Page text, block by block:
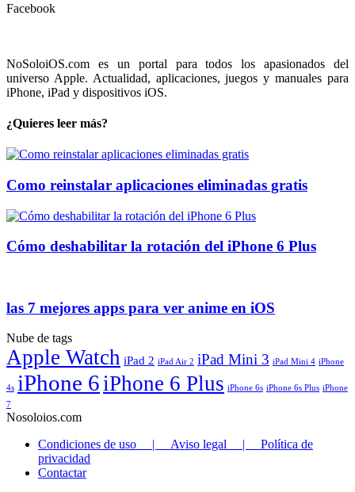
Facebook
NoSoloiOS.com es un portal para todos los apasionados del
universo Apple. Actualidad, aplicaciones, juegos y manuales para
iPhone, iPad y dispositivos iOS.
¿Quieres leer más?
Como reinstalar aplicaciones eliminadas gratis
Cómo deshabilitar la rotación del iPhone 6 Plus
las 7 mejores apps para ver anime en iOS
Nube de tags
Apple Watch iPad 2 iPad Air 2 iPad Mini 3 iPad Mini 4 iPhone
4s iPhone 6iPhone 6 Plus iPhone 6s iPhone 6s Plus iPhone
7
Nosoloios.com
Condiciones de uso | Aviso legal | Política de
privacidad
Contactar